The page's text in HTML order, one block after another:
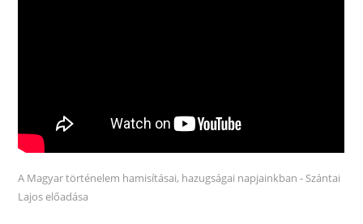
A Magyar történelem hamisításai, hazugságai napjainkban - Szántai
Lajos előadása